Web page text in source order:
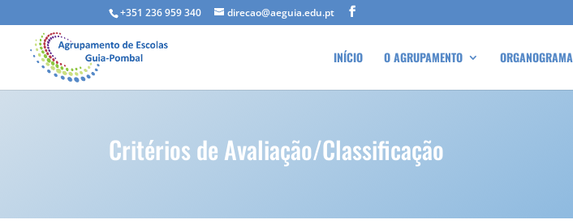
+351 236 959 340 direcao@aeguia.edu.pt
INÍCIO O AGRUPAMENTO ORGANOGRAMA
Critérios de Avaliação/Classificação